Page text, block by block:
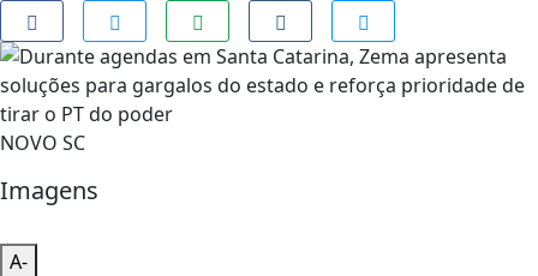
NOVO SC
Imagens
A-